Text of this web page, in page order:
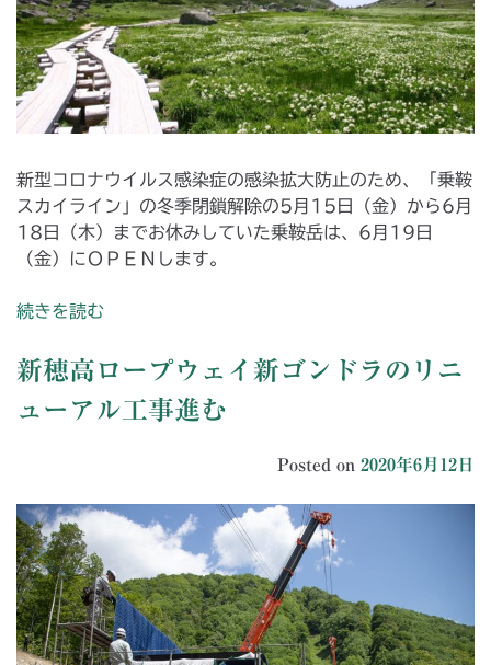
新型コロナウイルス感染症の感染拡大防止のため、「乗鞍
スカイライン」の冬季閉鎖解除の5月15日（金）から6月
18日（木）までお休みしていた乗鞍岳は、6月19日
（金）にＯＰＥＮします。
続きを読む
新穂高ロープウェイ新ゴンドラのリニ
ューアル工事進む
Posted on 2020年6月12日